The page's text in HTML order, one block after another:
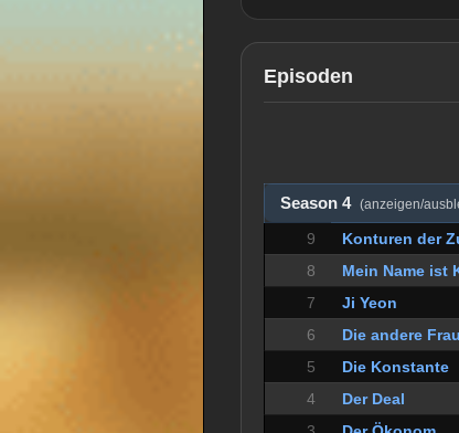
Episoden
Season 4 (anzeigen/
9 Konturen der
8 Mein Name ist
7 Ji Yeon
6 Die andere Frau
5 Die Konstante
4 Der Deal